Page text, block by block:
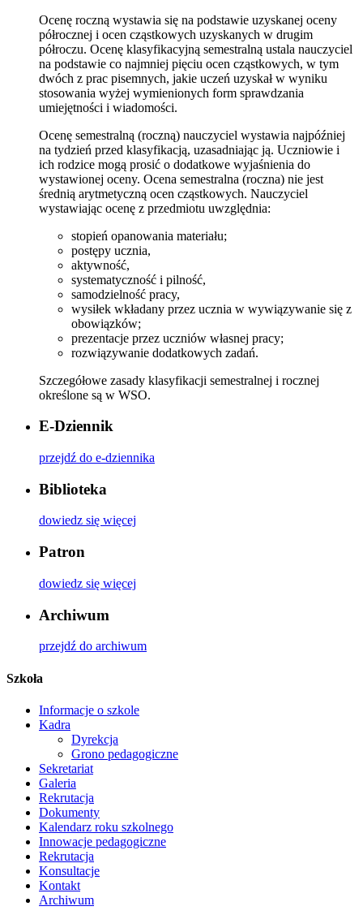
Ocenę roczną wystawia się na podstawie uzyskanej oceny
półrocznej i ocen cząstkowych uzyskanych w drugim
półroczu. Ocenę klasyfikacyjną semestralną ustala nauczyciel
na podstawie co najmniej pięciu ocen cząstkowych, w tym
dwóch z prac pisemnych, jakie uczeń uzyskał w wyniku
stosowania wyżej wymienionych form sprawdzania
umiejętności i wiadomości.
Ocenę semestralną (roczną) nauczyciel wystawia najpóźniej
na tydzień przed klasyfikacją, uzasadniając ją. Uczniowie i
ich rodzice mogą prosić o dodatkowe wyjaśnienia do
wystawionej oceny. Ocena semestralna (roczna) nie jest
średnią arytmetyczną ocen cząstkowych. Nauczyciel
wystawiając ocenę z przedmiotu uwzględnia:
stopień opanowania materiału;
postępy ucznia,
aktywność,
systematyczność i pilność,
samodzielność pracy,
wysiłek wkładany przez ucznia w wywiązywanie się z
obowiązków;
prezentacje przez uczniów własnej pracy;
rozwiązywanie dodatkowych zadań.
Szczegółowe zasady klasyfikacji semestralnej i rocznej
określone są w WSO.
E-Dziennik
przejdź do e-dziennika
Biblioteka
dowiedz się więcej
Patron
dowiedz się więcej
Archiwum
przejdź do archiwum
Szkoła
Informacje o szkole
Kadra
Dyrekcja
Grono pedagogiczne
Sekretariat
Galeria
Rekrutacja
Dokumenty
Kalendarz roku szkolnego
Innowacje pedagogiczne
Rekrutacja
Konsultacje
Kontakt
Archiwum